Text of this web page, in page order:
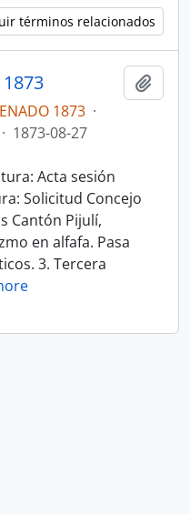
términos relacionados
1873
1873 ·
· 1873-08-27
Acta sesión
Solicitud Concejo
Cantón Pijulí,
en alfafa. Pasa
3. Tercera